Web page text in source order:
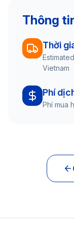
Thông
Thời
Vietnam
Phí
Phí mua